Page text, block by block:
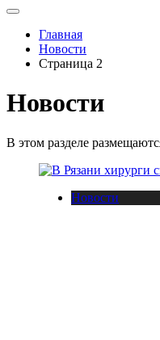
Главная
Новости
Страница 2
Новости
В этом разделе
Новости